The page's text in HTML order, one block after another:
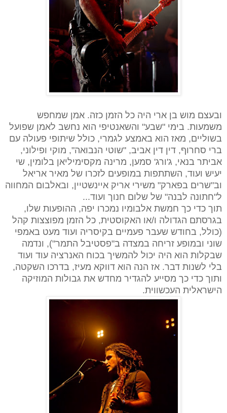
ובעצם מוש בן ארי היה כל הזמן כזה. אמן שמחפש
משמעות. בימי "שבע" והשאנטיפי הוא נחשב לאמן שפועל
בשוליים, מאז הוא באמצע לגמרי, כולל שיתופי פעולה עם
ברי סחרוף, דין דין אביב, "שוטי הנבואה", מוקי ופילוני,
אביתר בנאי, ג'ורג' סמען, מרינה מקסימיליאן בלומין, שי
יעיש ועוד, השתתפות במופעים לזכרו של מאיר אריאל
וב"שרים בפארק" משירי אריק איינשטיין, ובאלבום המחווה
ל"חתונה לבנה" של שלום חנוך ועוד...
תוך כדי כך חמשת אלבומיו נמכרו יפה, ההופעות שלו,
בגרסתם הגדולה ו/או האקוסטית, כל הזמן מפוצצות קהל
(כולל, בחודש שעבר פעמיים בקיסריה ועוד מעט באמפי
שוני ובמופע זריחה במצדה ב"פסטיבל התמר"), ונדמה
שבקלות הוא היה יכול להמשיך בכוח האנרציה עוד ועוד
בלי לשנות דבר. אז הנה הוא דווקא מעיז, בדרכו השקטה,
ותוך כדי כך מסייע להגדיר מחדש את גבולות המוזיקה
הישראלית העכשווית.